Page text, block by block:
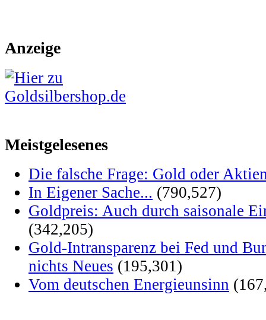
Anzeige
Meistgelesenes
Die falsche Frage: Gold oder
In Eigener Sache... (790,527)
Goldpreis: Auch durch saisonale
(342,205)
Gold-Intransparenz bei Fed und
nichts Neues (195,301)
Vom deutschen Energieunsinn